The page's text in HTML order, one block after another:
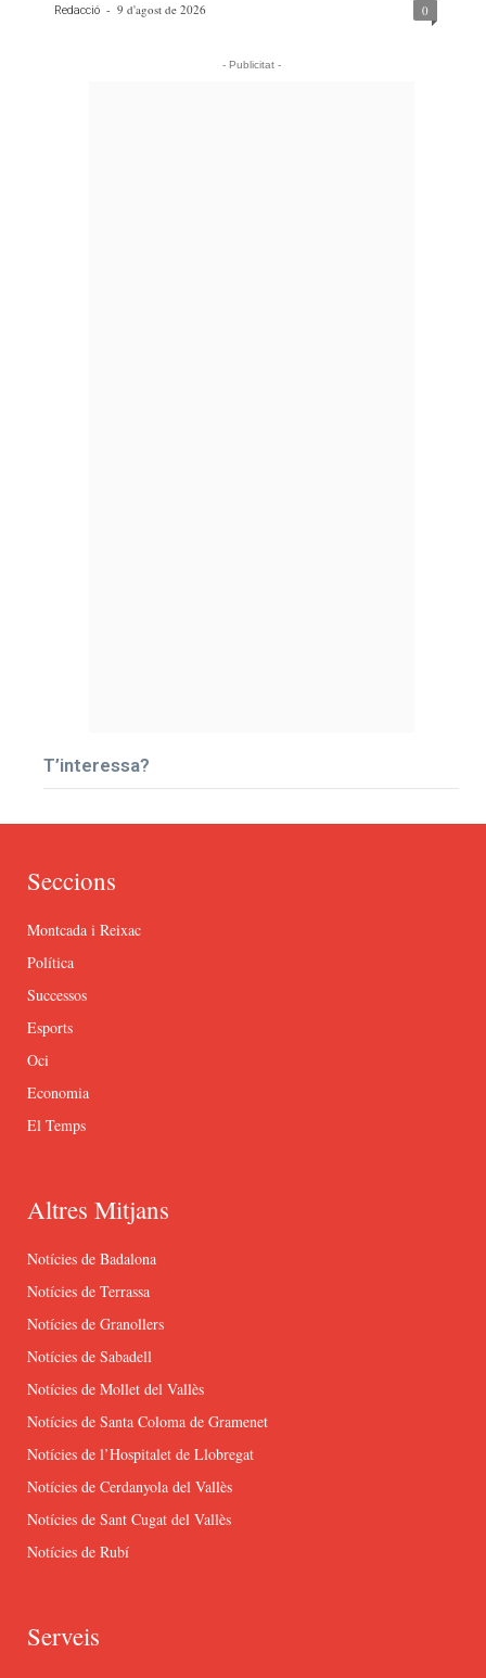
Redacció - 9 d'agost de 2026 0
- Publicitat -
T’interessa?
Seccions
Montcada i Reixac
Política
Successos
Esports
Oci
Economia
El Temps
Altres Mitjans
Notícies de Badalona
Notícies de Terrassa
Notícies de Granollers
Notícies de Sabadell
Notícies de Mollet del Vallès
Notícies de Santa Coloma de Gramenet
Notícies de l’Hospitalet de Llobregat
Notícies de Cerdanyola del Vallès
Notícies de Sant Cugat del Vallès
Notícies de Rubí
Serveis